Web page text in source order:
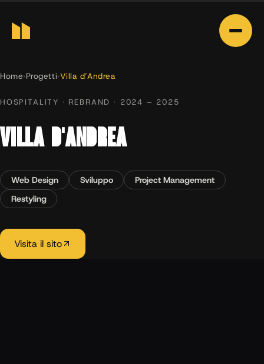
Home›Progetti›Villa d’Andrea
HOSPITALITY · REBRAND · 2024 – 2025
VILLA D’ANDREA
Web Design Sviluppo
Project Management
Restyling
Visita il sito